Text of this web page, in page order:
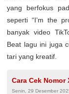
yang berfokus
seperti “I’m the
banyak video
Beat lagu ini juga
tari yang kreatif.
Cara Cek Nomor
Senin, 29 Desember